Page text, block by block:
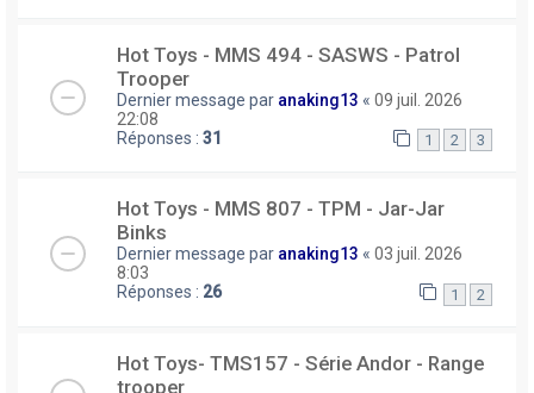
Hot Toys - MMS 494 - SASWS - Patrol
Trooper
Dernier message par anaking13 « 09 juil. 2026
22:08
Réponses : 31 1 2 3
Hot Toys - MMS 807 - TPM - Jar-Jar
Binks
Dernier message par anaking13 « 03 juil. 2026
8:03
Réponses : 26 1 2
Hot Toys- TMS157 - Série Andor - Range
trooper